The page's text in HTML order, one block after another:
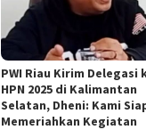
PWI Riau Kirim Delegasi
HPN 2025 di Kalimantan
Selatan, Dheni: Kami
Memeriahkan Kegiatan